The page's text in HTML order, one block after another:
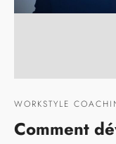
WORKSTYLE
Comment